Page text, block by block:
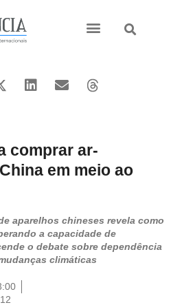
comprar ar-
em meio ao
aparelhos chineses revela como
a capacidade de
o debate sobre dependência
climáticas